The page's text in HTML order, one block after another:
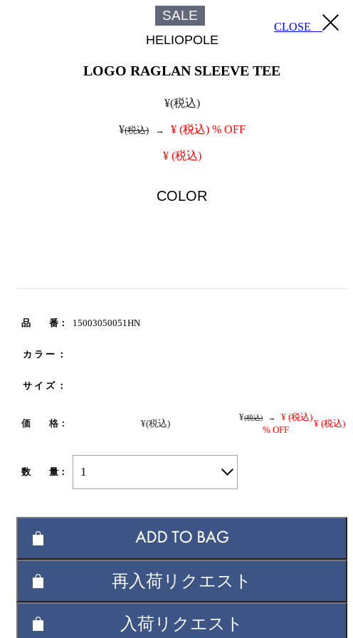
SALE
HELIOPOLE
LOGO RAGLAN SLEEVE TEE
¥(税込)
¥(税込) → ¥ (税込) % OFF
¥ (税込)
COLOR
品 番： 15003050051HN
カ ラ ー ：
サ イ ズ ：
価 格： ¥(税込)
¥(税込) → ¥ (税込)
% OFF
¥ (税込)
数 量： 1
再入荷リクエスト
入荷リクエスト
CLOSE